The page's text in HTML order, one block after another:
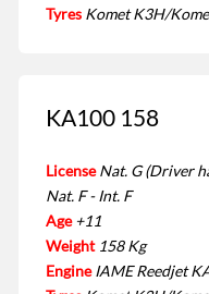
Tyres Komet K3H/
KA100 158
License Nat. G (Driver
Nat. F - Int. F
Age +11
Weight 158 Kg
Engine IAME Reedjet